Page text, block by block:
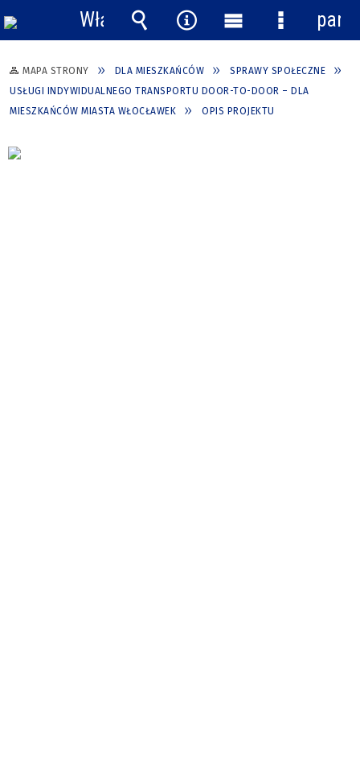
MAPA STRONY DLA MIESZKAŃCÓW
SPRAWY SPOŁECZNE
USŁUGI INDYWIDUALNEGO TRANSPORTU DOOR-TO-DOOR – DLA
MIESZKAŃCÓW MIASTA WŁOCŁAWEK
OPIS PROJEKTU
Włącz
powiadomienia
Wyszukiwarka
Narzędzia
Menu
główne
Menu
panel